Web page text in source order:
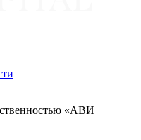
«АВИ